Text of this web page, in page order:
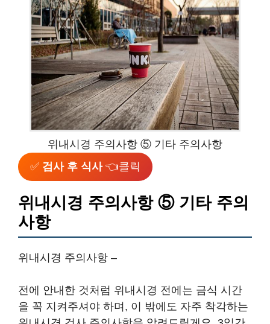
위내시경 주의사항 ⑤ 기타 주의사항
✅ 검사 후 식사👈클릭
위내시경 주의사항 ⑤ 기타 주의
사항
위내시경 주의사항 –
전에 안내한 것처럼 위내시경 전에는 금식 시간
을 꼭 지켜주셔야 하며, 이 밖에도 자주 착각하는